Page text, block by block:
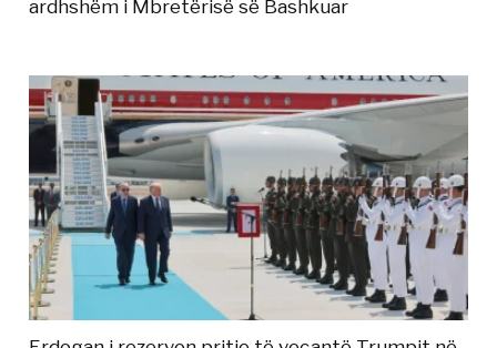
ardhshëm i Mbretërisë së Bashkuar